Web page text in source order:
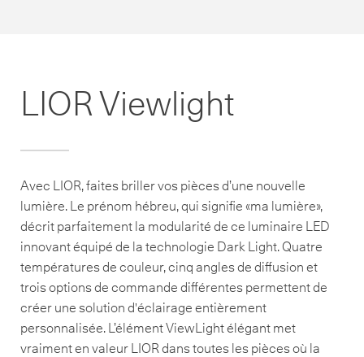
LIOR Viewlight
Avec LIOR, faites briller vos pièces d’une nouvelle
lumière. Le prénom hébreu, qui signifie «ma lumière»,
décrit parfaitement la modularité de ce luminaire LED
innovant équipé de la technologie Dark Light. Quatre
températures de couleur, cinq angles de diffusion et
trois options de commande différentes permettent de
créer une solution d'éclairage entièrement
personnalisée. L’élément ViewLight élégant met
vraiment en valeur LIOR dans toutes les pièces où la